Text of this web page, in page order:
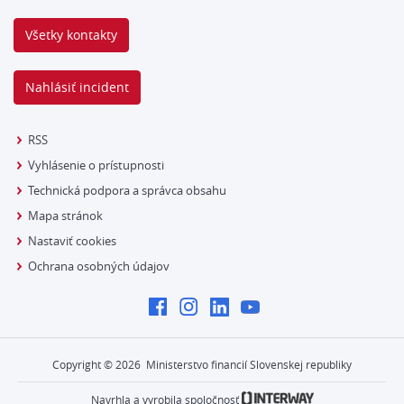
Všetky kontakty
Nahlásiť incident
RSS
Vyhlásenie o prístupnosti
Technická podpora a správca obsahu
Mapa stránok
Nastaviť cookies
Ochrana osobných údajov
Copyright © 2026 Ministerstvo financií Slovenskej republiky
Navrhla a vyrobila spoločnosť